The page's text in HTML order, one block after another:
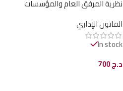
نظرية المرفق العام والمؤسسات
القانون الإداري
In stock
د.ج700